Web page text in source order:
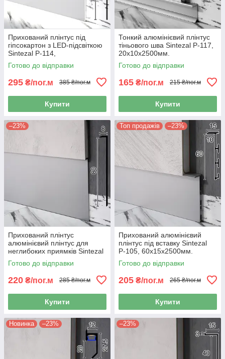
Прихований плінтус під
гіпсокартон з LED-підсвіткою
Sintezal P-114,
100х15х2500мм. Без
покриття.
Готово до відправки
295 ₴/пог.м 385 ₴/пог.м
Купити
Тонкий алюмінієвий плінтус
тіньового шва Sintezal P-117,
20х10х2500мм.
Готово до відправки
165 ₴/пог.м 215 ₴/пог.м
Купити
–23%
Прихований плінтус
алюмінієвий плінтус для
неглибоких приямків Sintezal
Р-118, 80х8х2500мм. Без
покриття
Готово до відправки
220 ₴/пог.м 285 ₴/пог.м
Купити
Топ продажів –23%
Прихований алюмінієвий
плінтус під вставку Sintezal
Р-105, 60х15х2500мм.
Готово до відправки
205 ₴/пог.м 265 ₴/пог.м
Купити
Новинка –23% –23%